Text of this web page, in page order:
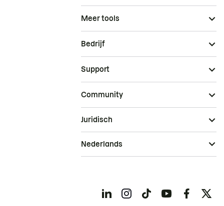
Meer tools
Bedrijf
Support
Community
Juridisch
Nederlands